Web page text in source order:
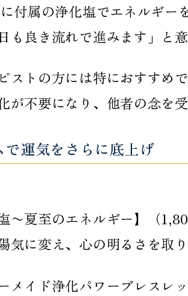
付属の浄化塩でエネルギー
も良き流れで進みます」と
ストの方には特におすすめで
が不要になり、他者の念を
で運気をさらに底上げ
〜夏至のエネルギー】（
に変え、心の明るさを取り
メイド浄化パワーブレスレ